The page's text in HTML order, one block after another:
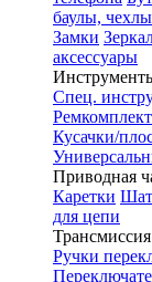
баулы, чехлы
Замки
аксессуары
Спец.
Кусачки/
Приводная
Каретки
для цепи
Трансмиссия
Ручки